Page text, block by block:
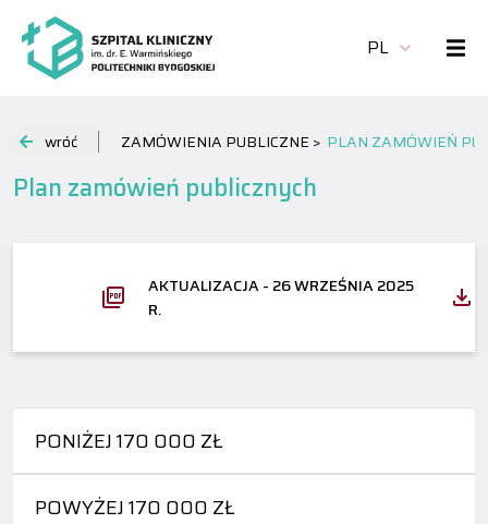
PL
wróć ZAMÓWIENIA PUBLICZNE > PLAN ZAMÓWIEŃ
PONIŻEJ 170 000 ZŁ
POWYŻEJ 170 000 ZŁ
Plan zamówień publicznych
AKTUALIZACJA - 26 WRZEŚNIA 2025
R.